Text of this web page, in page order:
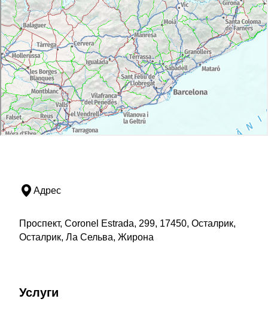
Адрес
Проспект, Coronel Estrada, 299, 17450, Осталрик,
Осталрик, Ла Сельва, Жирона
Услуги